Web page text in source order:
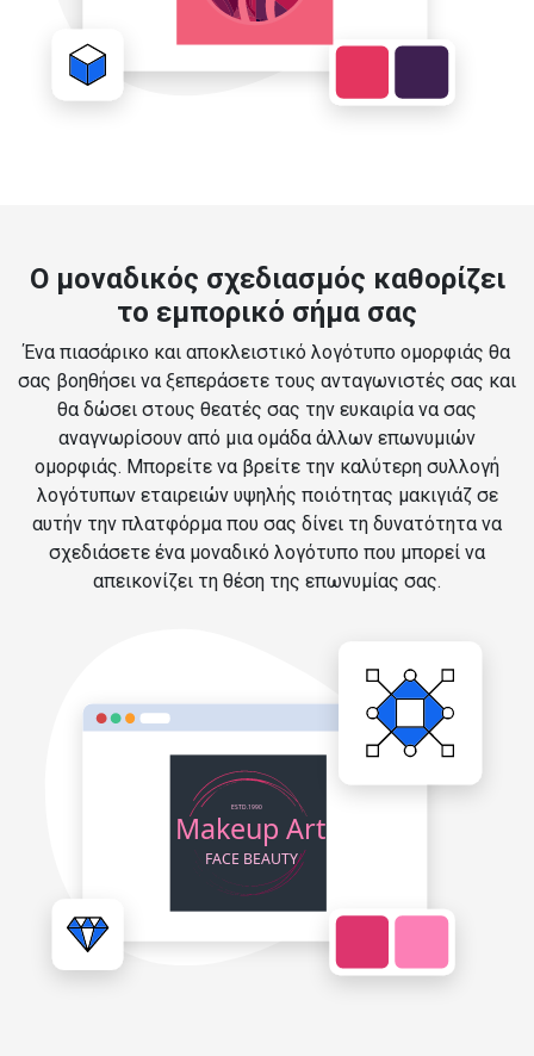
Ο μοναδικός σχεδιασμός καθορίζει
το εμπορικό σήμα σας
Ένα πιασάρικο και αποκλειστικό λογότυπο ομορφιάς θα
σας βοηθήσει να ξεπεράσετε τους ανταγωνιστές σας και
θα δώσει στους θεατές σας την ευκαιρία να σας
αναγνωρίσουν από μια ομάδα άλλων επωνυμιών
ομορφιάς. Μπορείτε να βρείτε την καλύτερη συλλογή
λογότυπων εταιρειών υψηλής ποιότητας μακιγιάζ σε
αυτήν την πλατφόρμα που σας δίνει τη δυνατότητα να
σχεδιάσετε ένα μοναδικό λογότυπο που μπορεί να
απεικονίζει τη θέση της επωνυμίας σας.